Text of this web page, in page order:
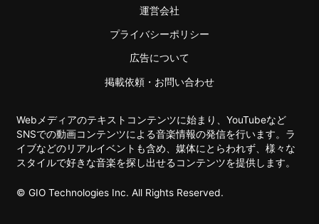
運営会社
プライバシーポリシー
広告について
掲載依頼・お問い合わせ
Webメディアのテキストコンテンツに始まり、YouTubeなど
SNSでの動画コンテンツによる音楽情報の発信を行います。ラ
イブなどのリアルイベントも含め、媒体にとらわれず、様々な
スタイルで好きな音楽を探し出せるコンテンツを提供します。
© GIO Technologies Inc. All Rights Reserved.